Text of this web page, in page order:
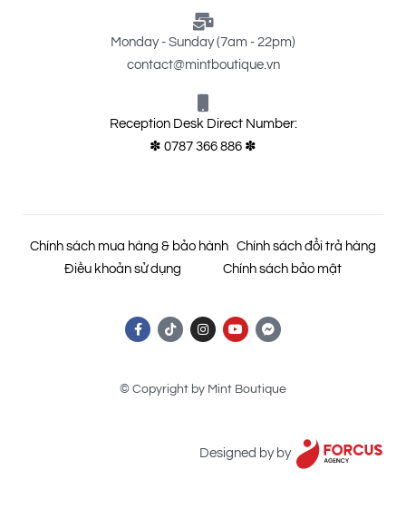
Monday - Sunday (7am - 22pm)
contact@mintboutique.vn
Reception Desk Direct Number:
✽ 0787 366 886 ✽
Chính sách mua hàng & bảo hành Chính sách đổi trả hàng
Điều khoản sử dụng
Chính sách bảo mật
© Copyright by Mint Boutique
Designed by by